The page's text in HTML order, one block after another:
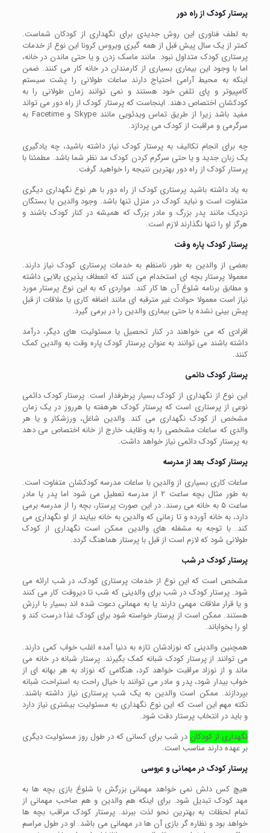
پرستار کودک از راه دور
به لطف فناوری این روش جدیدی برای نگهداری از کودکان شماست.
کمتر از یک سال پیش قبل از همه گیری ویروس کرونا این نوع از خدمات
پرستاری کودک متداول نبود. مانند ماسک زدن و یا حتی ماندن در خانه،
اما با وجود این بیماری بسیاری از کارمندان در خانه کار می کنند. ضمن
اینکه به محیط آرامی احتیاج دارند ساعات طولانی را پشت سیستم
کامپیوتر و پای تلفن خود هستند و نمی توانند زمان طولانی را به
کودکشان اختصاص دهند. اینجاست که پرستار کودک از راه دور می تواند
مفید باشد زیرا از طریق تماس ویدئویی مانند Skype و Facetime به
سرگرمی و مراقبت از کودک می پردازد.
چه برای انجام تکالیف به پرستار کودک نیاز داشته باشید، چه یادگیری
یک زبان جدید و یا حتی سرگرم کردن کودک مد نظر شما باشد. مطمئنا با
پرستار کودک از راه دور بهترین نتیجه را خواهید گرفت.
به یاد داشته باشید پرستاری کودک از راه دور با هر نوع نگهداری دیگری
متفاوت است و نباید کودک در منزل تنها باشد. وجود والدین یا بستگان
نزدیک مانند پدر بزرگ و مادر بزرگ که همیشه در کنار کودک باشند و
هرگز او را تنها نگذارند لازم است.
پرستار کودک پاره وقت
بعضی از والدین به طور نامنظم به خدمات پرستاری کودک نیاز دارند.
معمولا پرستار بچه ای استخدام می کنند که انعطاف پذیری بالایی داشته
و مطابق برنامه شلوغ آن ها کار کند. مواردی که به این نوع پرستار مورد
نیاز است معمولا حوادث غیر مترقبه ای مانند اضافه کاری یا ملاقات از قبل
پیش بینی نشده یا حتی بیماری والدین را در برمی گیرد.
افرادی که می خواهند در کنار تحصیل یا مسئولیت های دیگر، درآمد
داشته باشند می توانند به عنوان پرستار کودک پاره وقت به والدین کمک
کنند.
پرستار کودک دائمی
این نوع از نگهداری از کودک بسیار پرطرفدار است. پرستار کودک دائمی
نوعی از پرستاری است که پرستار کودک هرهفته یا هرروز در یک زمان
مشخص از کودک نگهداری می کند. والدین شاغل، ورزشکار و یا هر
والدی که ساعات مشخصی را به وظایف خارج از خانه اختصاص می دهد
به پرستار کودک دائمی نیاز خواهد داشت.
پرستار کودک بعد از مدرسه
ساعات کاری بسیاری از والدین با ساعات مدرسه کودکشان متفاوت است.
به طور مثال بچه ساعت ۲ از مدرسه تعطیل می شود اما پدر یا مادر
ساعت ۵ به خانه می رسند. در این صورت پرستار، بچه را از مدرسه برمی
دارد، به خانه آورده و تا زمانی که والدین به خانه بیایند از او نگهداری می
کند. با توجه به مشغله های والدین ممکن است نگهداری از کودک
طولانی شود که لازم است از قبل با پرستار هماهنگ گردد.
پرستار کودکدر شب
مشخص است که این نوع از خدمات پرستاری کودک، در شب ارائه می
شود. پرستار کودک در شب برای والدینی که شب تا دیروقت کار می کنند
و یا قرار ملاقات مهمی دارند یا به مهمانی دعوت شده اند بسیار با ارزش
هستند. ممکن است از پرستار خواسته شود برای کودک غذا درست کند و
او را بخواباند.
همچنین والدینی که نوزادشان تازه به دنیا آمده اغلب خواب کمی دارند.
می توانند از پرستار کودک شبانه کمک بگیرند. پرستار شبانه در خانه می
ماند و از نوزاد مراقبت خواهد کرد، هنگامی که نوزاد به هر بهانه ای از
خواب بیدار شود، پدر و مادر می توانند با خیال راحت به استراحت شبانه
بپردازند. ممکن است والدین به یک شب پرستاری نیاز داشته باشند.
نکته مهم این است که این نوع نگهداری به مسئولیت بیشتری نیاز دارد
و باید در انتخاب پرستار دقت شود.
نگهداری از کودکان در شب برای کسانی که در طول روز مسئولیت دیگری
بر عهده دارند مناسب است.
پرستار کودک در مهمانی و عروسی
هیچ کس دلش نمی خواهد مهمانی بزرگش با شلوغ بازی بچه ها به
مهد کودک تبدیل شود. برای اینکه هم والدین و هم صاحب مهمانی از
تمام لحظات به بهترین نحو لذت ببرند. پرستار کودک مراقب بچه ها
خواهد بود و نظاره گر بازی آن ها در مهمانی می باشد. او در طول مراسم